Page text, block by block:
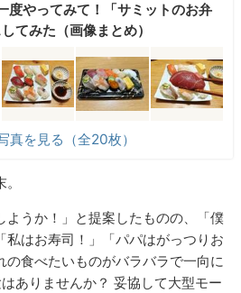
度やってみて！「サミットのお弁
てみた（画像まとめ）
真を見る（全20枚）
ようか！」と提案したものの、「僕
私はお寿司！」「パパはがっつりお
の食べたいものがバラバラで一向に
ありませんか？ 妥協して大型モー